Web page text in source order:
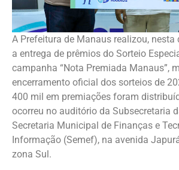
A Prefeitura de Manaus realizou,
a entrega de prêmios do Sorteio
campanha “Nota Premiada Manaus”,
encerramento oficial dos sorteios de
400 mil em premiações foram
ocorreu no auditório da Subsecretaria
Secretaria Municipal de Finanças e
Informação (Semef), na avenida
zona Sul.